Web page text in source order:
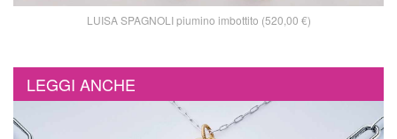
LUISA SPAGNOLI piumino imbottito (520,00 €)
LEGGI ANCHE